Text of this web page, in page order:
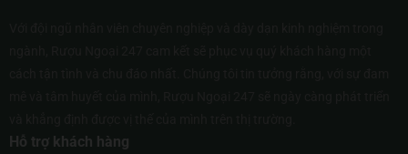
Hỗ trợ khách hàng